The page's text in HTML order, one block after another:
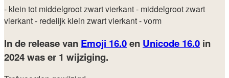
- klein tot middelgroot zwart vierkant- middelgroot zwart
vierkant- redelijk klein zwart vierkant- vorm
In de release van Emoji 16.0en Unicode 16.0 in
2024was er 1 wijziging.